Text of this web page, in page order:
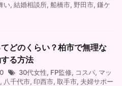
い, 結婚相談所, 船橋市, 野田市, 鎌ケ
どのくらい？柏市で無理な
る方法
30代女性, FP監修, コスパ, マッ
, 八千代市, 印西市, 取手市, 夫婦サポー